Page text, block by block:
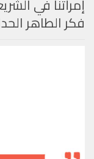
إمرأتنا في
فكر الطاهر